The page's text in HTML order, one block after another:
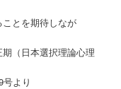
とを期待しなが
理論心理
より